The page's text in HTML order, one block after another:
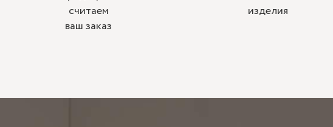
считаем
ваш заказ
изделия